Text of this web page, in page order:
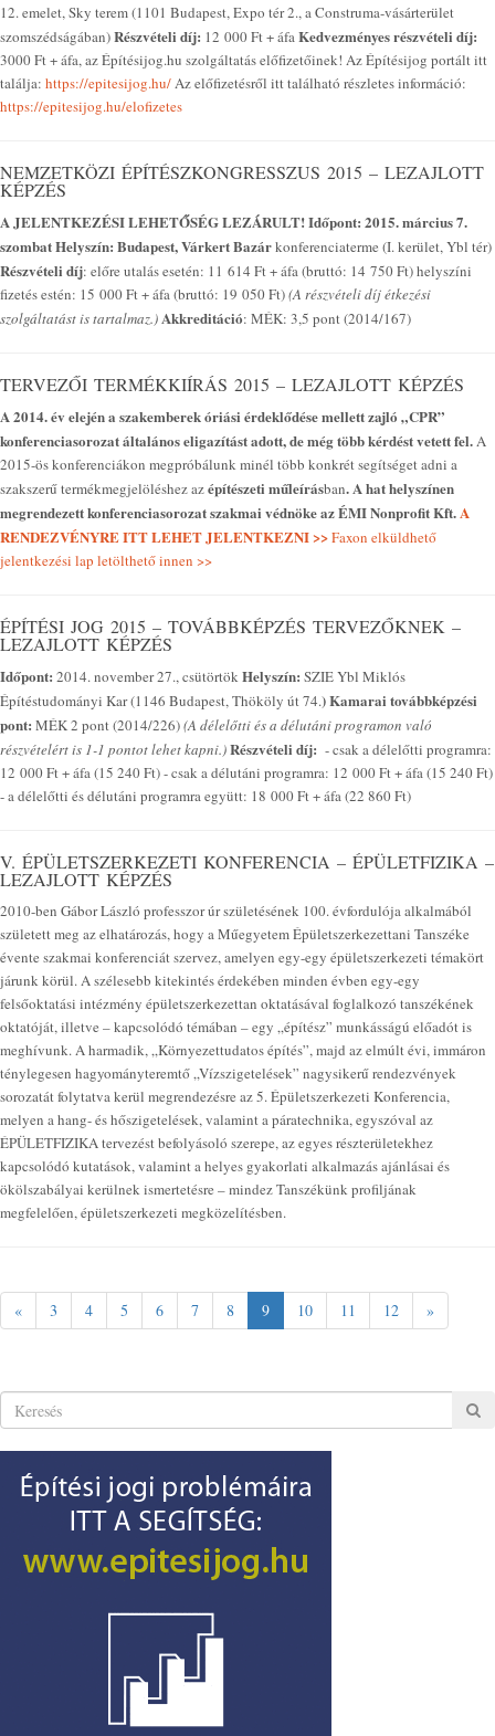
12. emelet, Sky terem (1101 Budapest, Expo tér 2., a Construma-vásárterület
szomszédságában)Részvételi díj: 12 000 Ft + áfaKedvezményes részvételi díj:
3000 Ft + áfa, az Építésijog.hu szolgáltatás előfizetőinek! Az Építésijog portált itt
találja: https://epitesijog.hu/Az előfizetésről itt található részletes információ:
https://epitesijog.hu/elofizetes
NEMZETKÖZI ÉPÍTÉSZKONGRESSZUS 2015 – LEZAJLOTT
KÉPZÉS
A JELENTKEZÉSI LEHETŐSÉG LEZÁRULT!Időpont: 2015. március 7.
szombatHelyszín: Budapest, Várkert Bazárkonferenciaterme (I. kerület, Ybl tér)
Részvételi díj: előre utalás esetén: 11 614 Ft + áfa (bruttó: 14 750 Ft) helyszíni
fizetés estén: 15 000 Ft + áfa (bruttó: 19 050 Ft)(A részvételi díj étkezési
szolgáltatást is tartalmaz.)Akkreditáció: MÉK: 3,5 pont (2014/167)
TERVEZŐI TERMÉKKIÍRÁS 2015 – LEZAJLOTT KÉPZÉS
A 2014. év elején a szakemberek óriási érdeklődése mellett zajló „CPR”
konferenciasorozat általános eligazítást adott, de még több kérdést vetett fel.A
2015-ös konferenciákon megpróbálunk minél több konkrét segítséget adni a
szakszerű termékmegjelöléshez azépítészeti műleírásban.A hat helyszínen
megrendezett konferenciasorozat szakmai védnöke az ÉMI Nonprofit Kft.A
RENDEZVÉNYRE ITT LEHET JELENTKEZNI >>Faxon elküldhető
jelentkezési lap letölthető innen >>
ÉPÍTÉSI JOG 2015 – TOVÁBBKÉPZÉS TERVEZŐKNEK –
LEZAJLOTT KÉPZÉS
Időpont: 2014. november 27., csütörtökHelyszín: SZIE Ybl Miklós
Építéstudományi Kar (1146 Budapest, Thököly út 74.)Kamarai továbbképzési
pont: MÉK 2 pont (2014/226)(A délelőtti és a délutáni programon való
részvételért is 1-1 pontot lehet kapni.)Részvételi díj: - csak a délelőtti programra:
12 000 Ft + áfa (15 240 Ft) - csak a délutáni programra: 12 000 Ft + áfa (15 240 Ft)
- a délelőtti és délutáni programra együtt: 18 000 Ft + áfa (22 860 Ft)
V. ÉPÜLETSZERKEZETI KONFERENCIA – ÉPÜLETFIZIKA –
LEZAJLOTT KÉPZÉS
2010-ben Gábor László professzor úr születésének 100. évfordulója alkalmából
született meg az elhatározás, hogy a Műegyetem Épületszerkezettani Tanszéke
évente szakmai konferenciát szervez, amelyen egy-egy épületszerkezeti témakört
járunk körül. A szélesebb kitekintés érdekében minden évben egy-egy
felsőoktatási intézmény épületszerkezettan oktatásával foglalkozó tanszékének
oktatóját, illetve – kapcsolódó témában – egy „építész” munkásságú előadót is
meghívunk. A harmadik, „Környezettudatos építés”, majd az elmúlt évi, immáron
ténylegesen hagyományteremtő „Vízszigetelések” nagysikerű rendezvények
sorozatát folytatva kerül megrendezésre az 5. Épületszerkezeti Konferencia,
melyen a hang- és hőszigetelések, valamint a páratechnika, egyszóval az
ÉPÜLETFIZIKA tervezést befolyásoló szerepe, az egyes részterületekhez
kapcsolódó kutatások, valamint a helyes gyakorlati alkalmazás ajánlásai és
ökölszabályai kerülnek ismertetésre – mindez Tanszékünk profiljának
megfelelően, épületszerkezeti megközelítésben.
« 3 4 5 6 7 8 9 10 11 12 »